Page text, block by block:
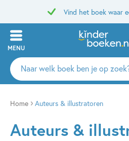
Vind het boek waar
MENU
Zoeken
naar
auteurs
uitgevers
Home Auteurs & illustratoren
Auteurs &